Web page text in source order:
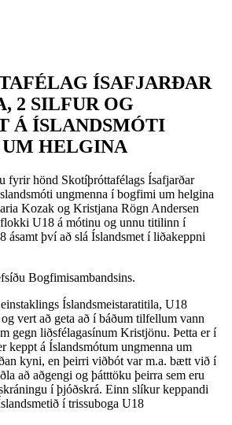
ÍSAFJARÐAR
2 SILFUR OG
Á ÍSLANDSMÓTI
HELGINA
fyrir hönd Skotíþróttafélags Ísafjarðar
ungmenna í bogfimi um helgina
Kozak og Kristjana Rögn Andersen
U18 á mótinu og unnu titilinn í
ásamt því að slá Íslandsmet í liðakeppni
Bogfimisambandsins.
Íslandsmeistaratitila, U18
vert að geta að í báðum tilfellum vann
gegn liðsfélagasínum Kristjönu. Þetta er í
keppt á Íslandsmótum ungmenna um
kyni, en þeirri viðbót var m.a. bætt við í
að aðgengi og þátttöku þeirra sem eru
í þjóðskrá. Einn slíkur keppandi
í trissuboga U18